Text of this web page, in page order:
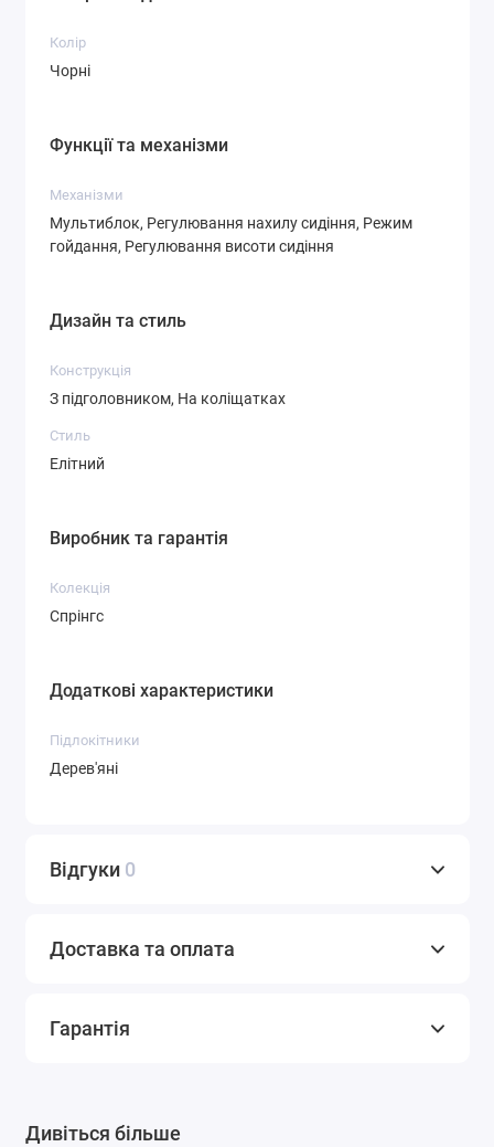
Колір
Чорні
Функції та механізми
Механізми
Мультиблок, Регулювання нахилу сидіння, Режим
гойдання, Регулювання висоти сидіння
Дизайн та стиль
Конструкція
З підголовником, На коліщатках
Стиль
Елітний
Виробник та гарантія
Колекція
Спрінгс
Додаткові характеристики
Підлокітники
Дерев'яні
Відгуки 0
Доставка та оплата
Гарантія
Дивіться більше